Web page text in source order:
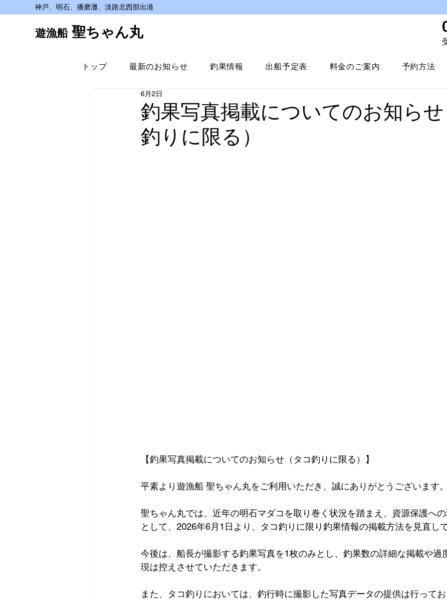
神戸、明石、播磨灘、淡路北西部出港
遊漁船聖ちゃん丸
トップ 最新のお知らせ 釣果情報 出船予定表 料金のご案内 予約方法
釣果写真掲載についてのお知らせ
釣りに限る）
6月2日
【釣果写真掲載についてのお知らせ（タコ釣りに限る）】
平素より遊漁船 聖ちゃん丸をご利用いただき、誠にありがとうございます。
聖ちゃん丸では、近年の明石マダコを取り巻く状況を踏まえ、資源保護へ
として、2026年6月1日より、タコ釣りに限り釣果情報の掲載方法を見直し
今後は、船長が撮影する釣果写真を1枚のみとし、釣果数の詳細な掲載や過
現は控えさせていただきます。
また、タコ釣りにおいては、釣行時に撮影した写真データの提供は行ってお